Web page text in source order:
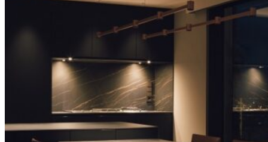
Tổng quan doanh nghiệp